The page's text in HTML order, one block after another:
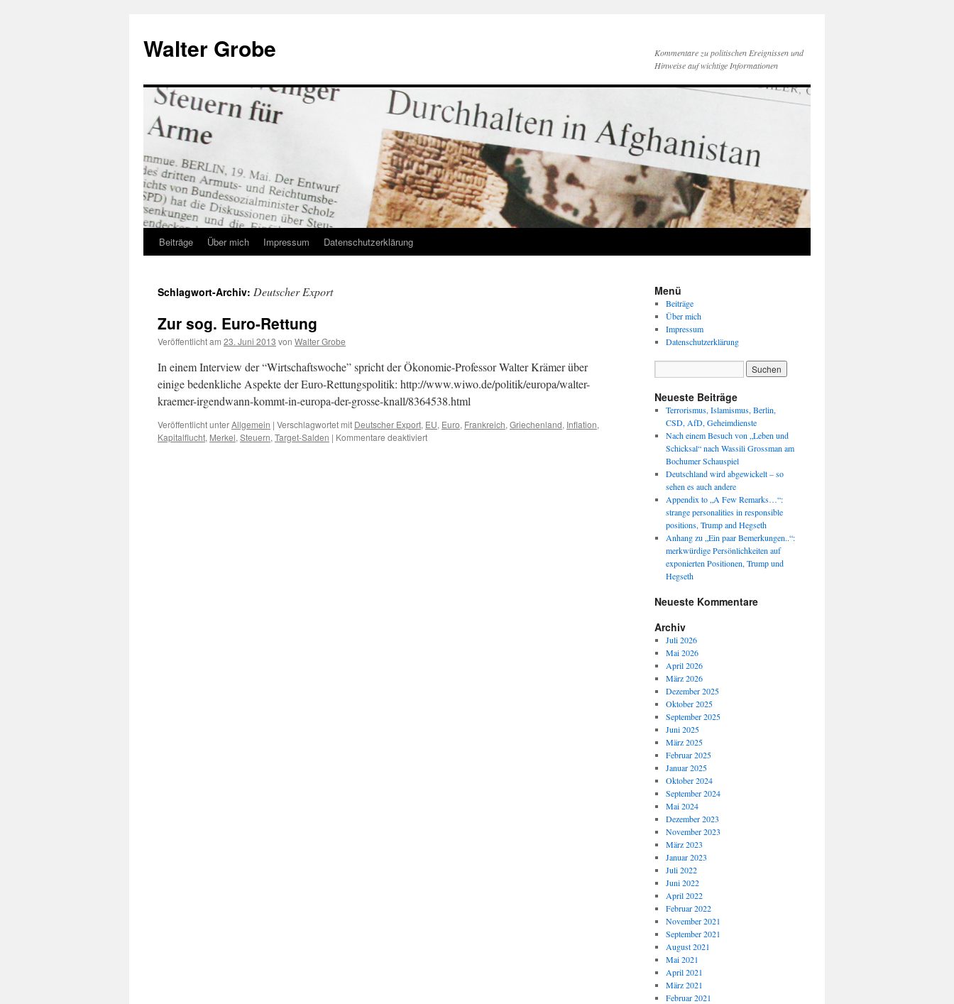
springen
Walter Grobe
Kommentare zu politischen Ereignissen und
Hinweise auf wichtige Informationen
Beiträge Über mich Impressum Datenschutzerklärung
Schlagwort-Archiv: Deutscher Export
Zur sog. Euro-Rettung
Veröffentlicht am 23. Juni 2013 von Walter Grobe
In einem Interview der “Wirtschaftswoche” spricht der Ökonomie-Professor Walter Krämer über
einige bedenkliche Aspekte der Euro-Rettungspolitik: http://www.wiwo.de/politik/europa/walter-
kraemer-irgendwann-kommt-in-europa-der-grosse-knall/8364538.html
Veröffentlicht unterAllgemein | Verschlagwortet mit Deutscher Export, EU, Euro, Frankreich, Griechenland, Inflation,
Kapitalflucht, Merkel, Steuern, Target-Salden | Kommentare deaktiviertfür
Menü
Beiträge
Über mich
Impressum
Datenschutzerklärung
Neueste Beiträge
Terrorismus, Islamismus, Berlin,
CSD, AfD, Geheimdienste
Nach einem Besuch von „Leben und
Schicksal“ nach Wassili Grossman am
Bochumer Schauspiel
Deutschland wird abgewickelt – so
sehen es auch andere
Appendix to „A Few Remarks…“:
strange personalities in responsible
positions, Trump and Hegseth
Anhang zu „Ein paar Bemerkungen..“:
merkwürdige Persönlichkeiten auf
exponierten Positionen, Trump und
Hegseth
Neueste Kommentare
Archiv
Juli 2026
Mai 2026
April 2026
März 2026
Dezember 2025
Oktober 2025
September 2025
Juni 2025
März 2025
Februar 2025
Januar 2025
Oktober 2024
September 2024
Mai 2024
Dezember 2023
November 2023
März 2023
Januar 2023
Juli 2022
Juni 2022
April 2022
Februar 2022
November 2021
September 2021
August 2021
Mai 2021
April 2021
März 2021
Februar 2021